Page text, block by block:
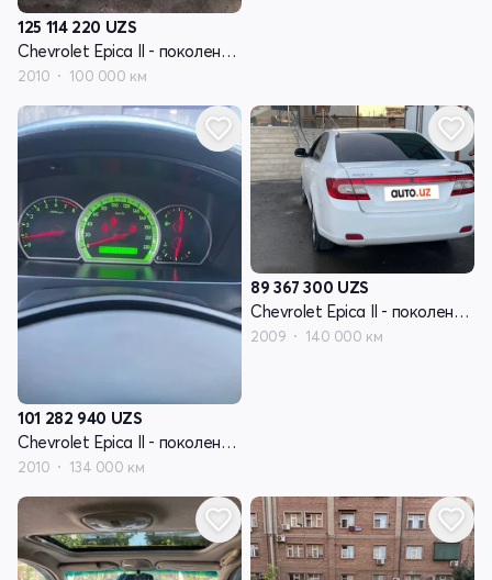
125 114 220 UZS
Chevrolet Epica II - поколение V250 рестайлинг
2010 100 000 км
101 282 940 UZS
Chevrolet Epica II - поколение V250 рестайлинг
2010 134 000 км
89 367 300 UZS
Chevrolet Epica II - поколение V250 рестайлинг
2009 140 000 км